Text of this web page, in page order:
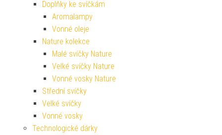
Doplňky ke svíčkám
Aromalampy
Vonné oleje
Nature kolekce
Malé svíčky Nature
Velké svíčky Nature
Vonné vosky Nature
Střední svíčky
Velké svíčky
Vonné vosky
Technologické dárky